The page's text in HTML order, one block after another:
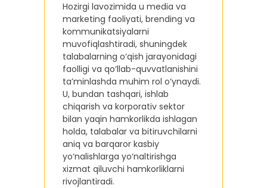
Hozirgi lavozimida u media va
marketing faoliyati, brending va
kommunikatsiyalarni
muvofiqlashtiradi, shuningdek
talabalarning o‘qish jarayonidagi
faolligi va qo‘llab-quvvatlanishini
ta’minlashda muhim rol o‘ynaydi.
U, bundan tashqari, ishlab
chiqarish va korporativ sektor
bilan yaqin hamkorlikda ishlagan
holda, talabalar va bitiruvchilarni
aniq va barqaror kasbiy
yo‘nalishlarga yo‘naltirishga
xizmat qiluvchi hamkorliklarni
rivojlantiradi.